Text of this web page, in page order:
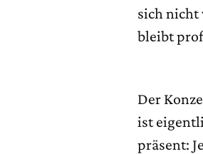
sich nicht
bleibt
Der
ist
präsent: